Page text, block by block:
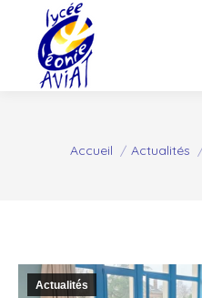
Vous êtes ici :
Accueil Actualités
Actualités